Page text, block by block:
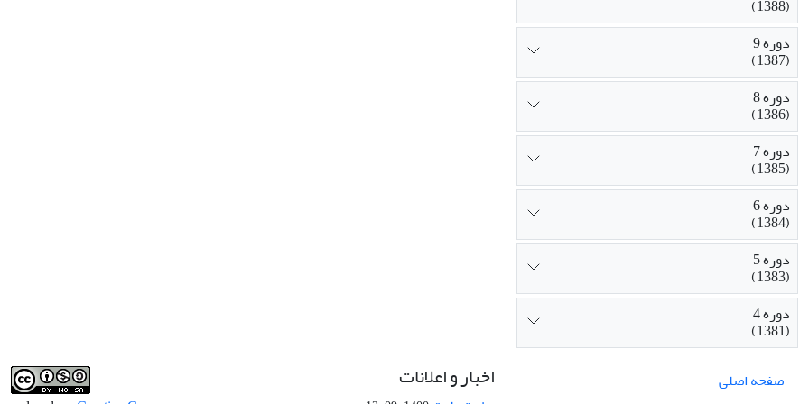
(1388)
دوره 9
(1387)
دوره 8
(1386)
دوره 7
(1385)
دوره 6
(1384)
دوره 5
(1383)
دوره 4
(1381)
صفحه اصلی
اخبار و اعلانات